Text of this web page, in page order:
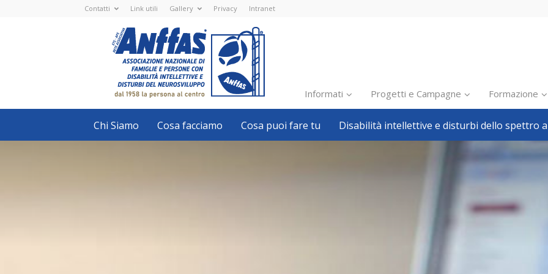
Contatti Link utili Gallery Privacy Intranet
Nazionale
ETS
-
APS
Associazione
Nazionale
di
Famiglie
e
con
disabilità
intellettive
Informati
Inclusione scolastica
Inclusione lavorativa
Pillole
Progetti e Campagne Formazione
Chi Siamo Cosa facciamo Cosa puoi fare tu Disabilità intellettive e disturbi dello spettro